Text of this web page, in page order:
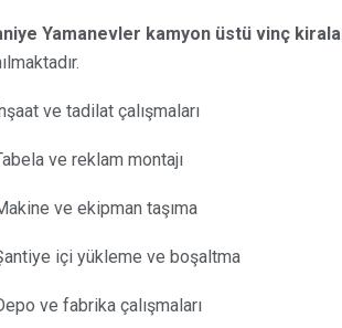
Yamanevler kamyon üstü vinç
ve tadilat çalışmaları
ve reklam montajı
ve ekipman taşıma
içi yükleme ve boşaltma
ve fabrika çalışmaları